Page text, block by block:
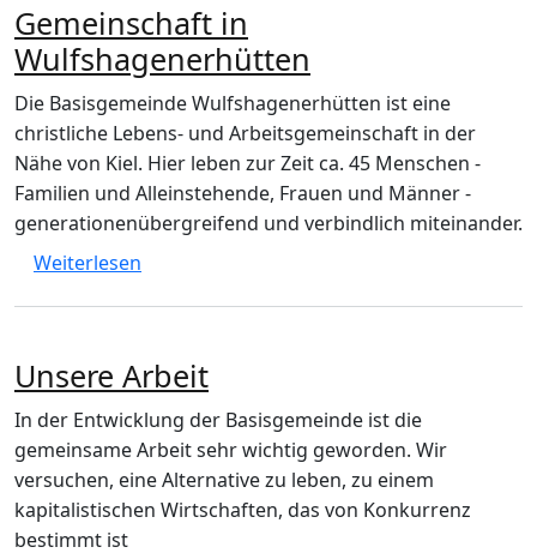
Gemeinschaft in
Wulfshagenerhütten
Die Basisgemeinde Wulfshagenerhütten ist eine
christliche Lebens- und Arbeitsgemeinschaft in der
Nähe von Kiel. Hier leben zur Zeit ca. 45 Menschen -
Familien und Alleinstehende, Frauen und Männer -
generationenübergreifend und verbindlich miteinander.
Weiterlesen
Unsere Arbeit
In der Entwicklung der Basisgemeinde ist die
gemeinsame Arbeit sehr wichtig geworden. Wir
versuchen, eine Alternative zu leben, zu einem
kapitalistischen Wirtschaften, das von Konkurrenz
bestimmt ist